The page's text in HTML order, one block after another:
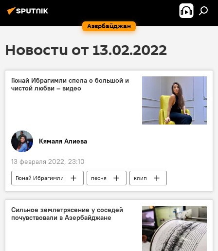
Азербайджан
Новости от 13.02.2022
Гюнай Ибрагимли спела о большой и
чистой любви – видео
Кямаля Алиева
13 февраля 2022, 23:10
Гюнай Ибрагимли песня
клип
Культура
любовь
Сильное землетрясение у соседей
почувствовали в Азербайджане